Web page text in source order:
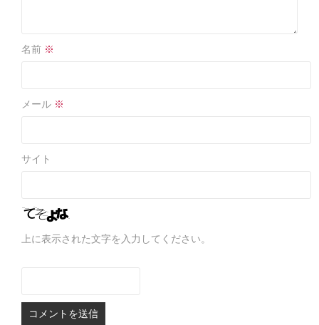
名前 ※
メール ※
サイト
上に表示された文字を入力してください。